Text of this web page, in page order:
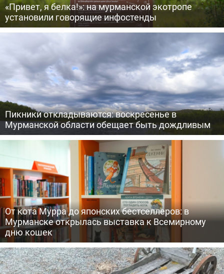
«Привет, я белка!»: на мурманской экотропе
установили говорящие инфостенды
Пикники откладываются: воскресенье в
Мурманской области обещает быть дождливым
От кота Мурра до японских бестселлеров: в
Мурманске открылась выставка к Всемирному
дню кошек